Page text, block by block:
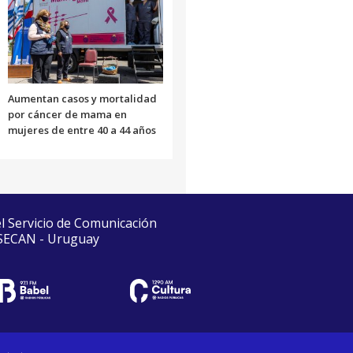
Aumentan casos y mortalidad
por cáncer de mama en
mujeres de entre 40 a 44 años
de Comunicación
- Uruguay